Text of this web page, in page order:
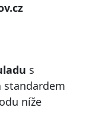
s
standardem
níže